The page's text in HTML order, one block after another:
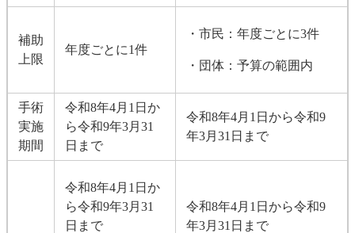
補助
上限
年度ごとに1件
・市民：年度ごとに3件
・団体：予算の範囲内
手術
実施
期間
令和8年4月1日か
ら令和9年3月31
日まで
令和8年4月1日から令和9
年3月31日まで
令和8年4月1日か
ら令和9年3月31
日まで
令和8年4月1日から令和9
年3月31日まで